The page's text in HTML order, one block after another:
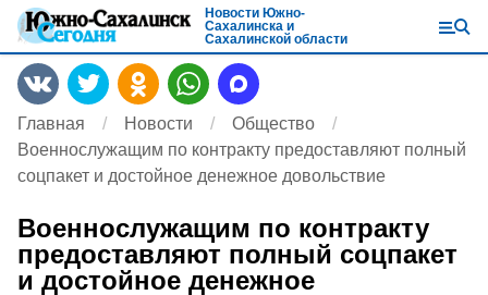
Новости Южно-
Сахалинска и
Сахалинской области
Главная Новости
Общество
Военнослужащим по контракту предоставляют полный
соцпакет и достойное денежное довольствие
Военнослужащим по контракту
предоставляют полный соцпакет
и достойное денежное